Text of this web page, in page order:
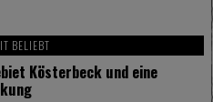
BELIEBT
Kösterbeck und eine